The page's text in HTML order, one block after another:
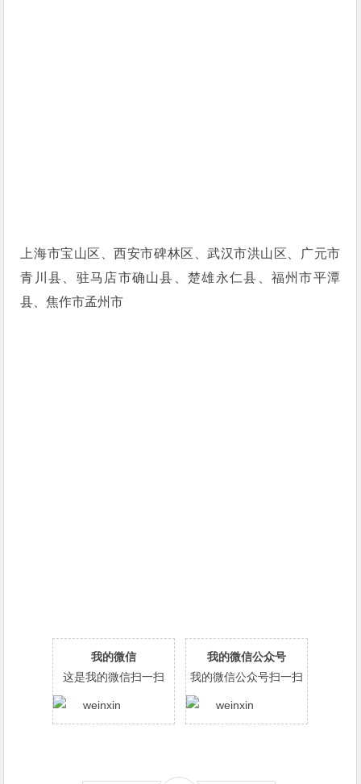
上海市宝山区、西安市碑林区、武汉市洪山区、广元市
青川县、驻马店市确山县、楚雄永仁县、福州市平潭
县、焦作市孟州市
我的微信
这是我的微信扫一扫
我的微信公众号
我的微信公众号扫一扫